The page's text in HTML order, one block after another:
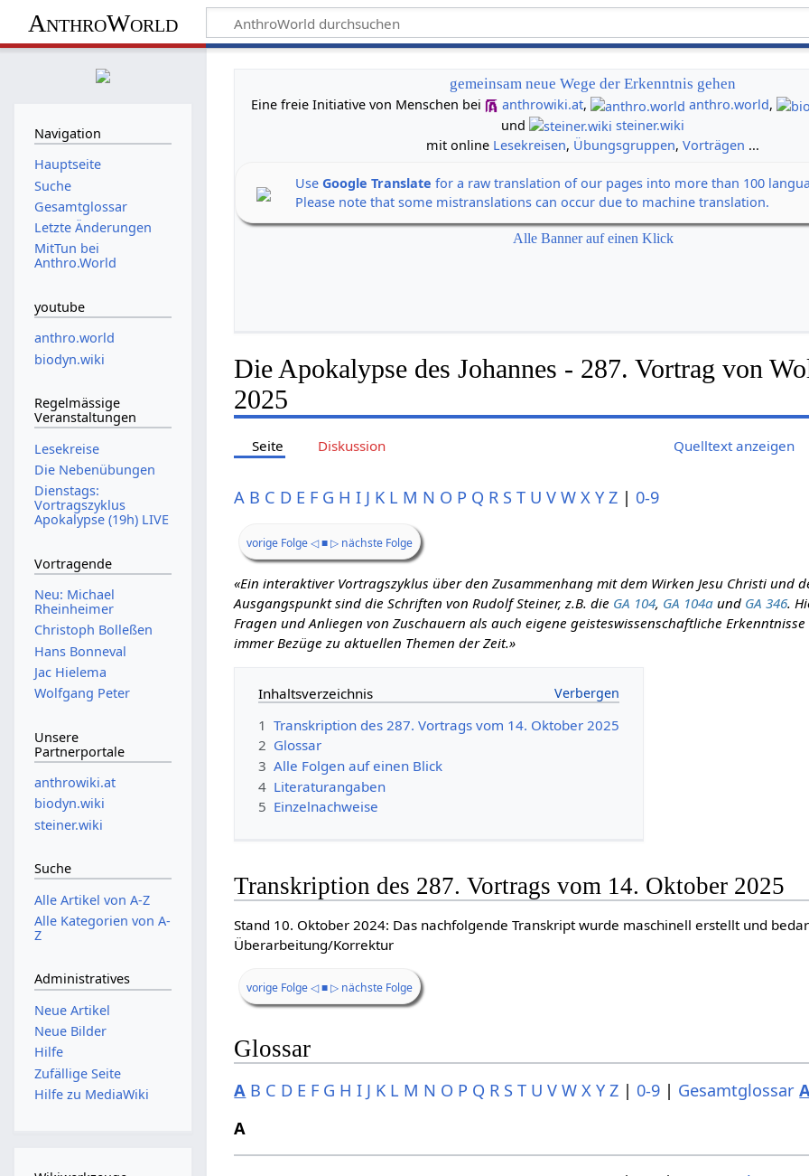
AnthroWorld
gemeinsam neue Wege der Erkenntnis gehen
Eine freie Initiative von Menschen bei
anthrowiki.at, anthro.world,
und
steiner.wiki
mit online Lesekreisen, Übungsgruppen,Vorträgen ...
UseGoogle Translate for a raw translation of our pages into more than 100
Please note that some mistranslations can occur due to machine translation.
Alle Banner auf einen Klick
Die Apokalypse des Johannes - 287. Vortrag von
2025
Seite Diskussion Quelltext anzeigen
A B C D E F G H I J K L M N O P Q R S T U V W X Y Z | 0-9
vorige Folge ◁■▷ nächste Folge
«Ein interaktiver Vortragszyklus über den Zusammenhang mit dem Wirken Jesu Christi und
Ausgangspunkt sind die Schriften von Rudolf Steiner, z.B. die GA 104, GA 104a und GA 346.
Fragen und Anliegen von Zuschauern als auch eigene geisteswissenschaftliche
immer Bezüge zu aktuellen Themen der Zeit.»
Inhaltsverzeichnis
1 Transkription des 287. Vortrags vom 14. Oktober 2025
2 Glossar
3 Alle Folgen auf einen Blick
4 Literaturangaben
5 Einzelnachweise
Transkription des 287. Vortrags vom 14. Oktober 2025
Stand 10. Oktober 2024: Das nachfolgende Transkript wurde maschinell erstellt und
Überarbeitung/Korrektur
vorige Folge ◁■▷ nächste Folge
Glossar
A B C D E F G H I J K L M N O P Q R S T U V W X Y Z | 0-9 | GesamtglossarA
A
Navigation
Hauptseite
Suche
Gesamtglossar
Letzte Änderungen
MitTun bei
Anthro.World
youtube
anthro.world
biodyn.wiki
Regelmässige
Veranstaltungen
Lesekreise
Die Nebenübungen
Dienstags:
Vortragszyklus
Apokalypse (19h) LIVE
Vortragende
Neu: Michael
Rheinheimer
Christoph Bolleßen
Hans Bonneval
Jac Hielema
Wolfgang Peter
Unsere
Partnerportale
anthrowiki.at
biodyn.wiki
steiner.wiki
Suche
Alle Artikel von A-Z
Alle Kategorien von A-
Z
Administratives
Neue Artikel
Neue Bilder
Hilfe
Zufällige Seite
Hilfe zu MediaWiki